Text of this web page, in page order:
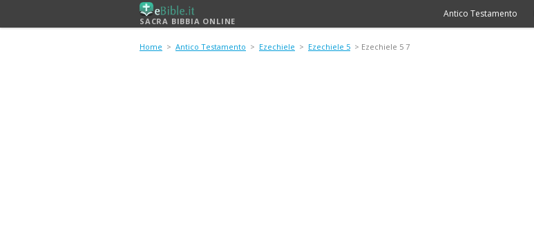
SACRA BIBBIA ONLINE
Antico Testamento
Home > Antico Testamento > Ezechiele > Ezechiele 5 > Ezechiele 5 7